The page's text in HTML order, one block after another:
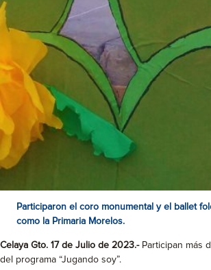
Participaron el coro monumental y el ballet
como la Primaria Morelos.
Celaya Gto. 17 de Julio de 2023.-Participan más
del programa “Jugando soy”.